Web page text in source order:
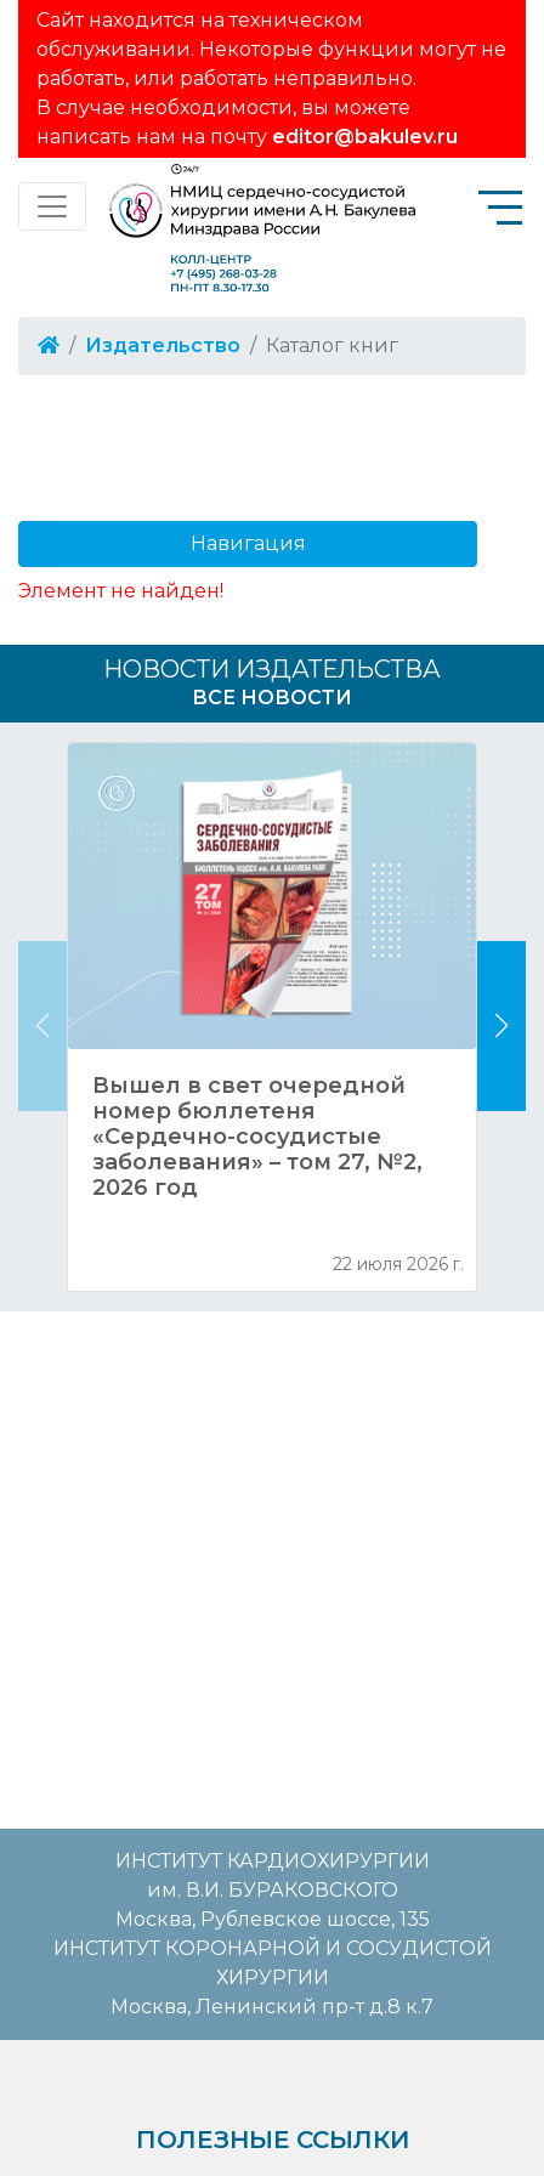
Сайт находится на техническом
обслуживании. Некоторые функции могут не
работать, или работать неправильно.
В случае необходимости, вы можете
написать нам на почту editor@bakulev.ru
Издательство Каталог книг
Навигация
Элемент не найден!
НОВОСТИ ИЗДАТЕЛЬСТВА
ВСЕ НОВОСТИ
Вышел в свет очередной
номер бюллетеня
«Сердечно-сосудистые
заболевания» – том 27, №2,
2026 год
22 июля 2026 г.
ИНСТИТУТ КАРДИОХИРУРГИИ
им. В.И. БУРАКОВСКОГО
Москва, Рублевское шоссе, 135
ИНСТИТУТ КОРОНАРНОЙ И СОСУДИСТОЙ
ХИРУРГИИ
Москва, Ленинский пр-т д.8 к.7
ПОЛЕЗНЫЕ ССЫЛКИ